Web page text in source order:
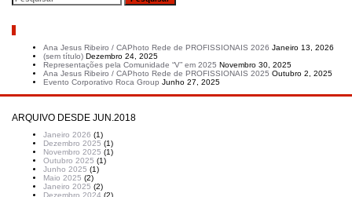
Ana Jesus Ribeiro / CAPhoto Rede de PROFISSIONAIS 2026 Janeiro 13, 2026
(sem título) Dezembro 24, 2025
Representações pela Comunidade “V” em 2025 Novembro 30, 2025
Ana Jesus Ribeiro / CAPhoto Rede de PROFISSIONAIS 2025 Outubro 2, 2025
Evento Corporativo Roca Group Junho 27, 2025
ARQUIVO DESDE JUN.2018
Janeiro 2026 (1)
Dezembro 2025 (1)
Novembro 2025 (1)
Outubro 2025 (1)
Junho 2025 (1)
Maio 2025 (2)
Janeiro 2025 (2)
Dezembro 2024 (2)